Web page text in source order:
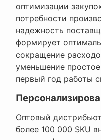
оптимизации
потребности
надежность
формирует
сокращение
уменьшение
первый год работы
Оптовый
более 100 000 SKU